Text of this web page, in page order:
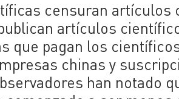
censuran artículos
artículos
que pagan los
chinas y
han notado